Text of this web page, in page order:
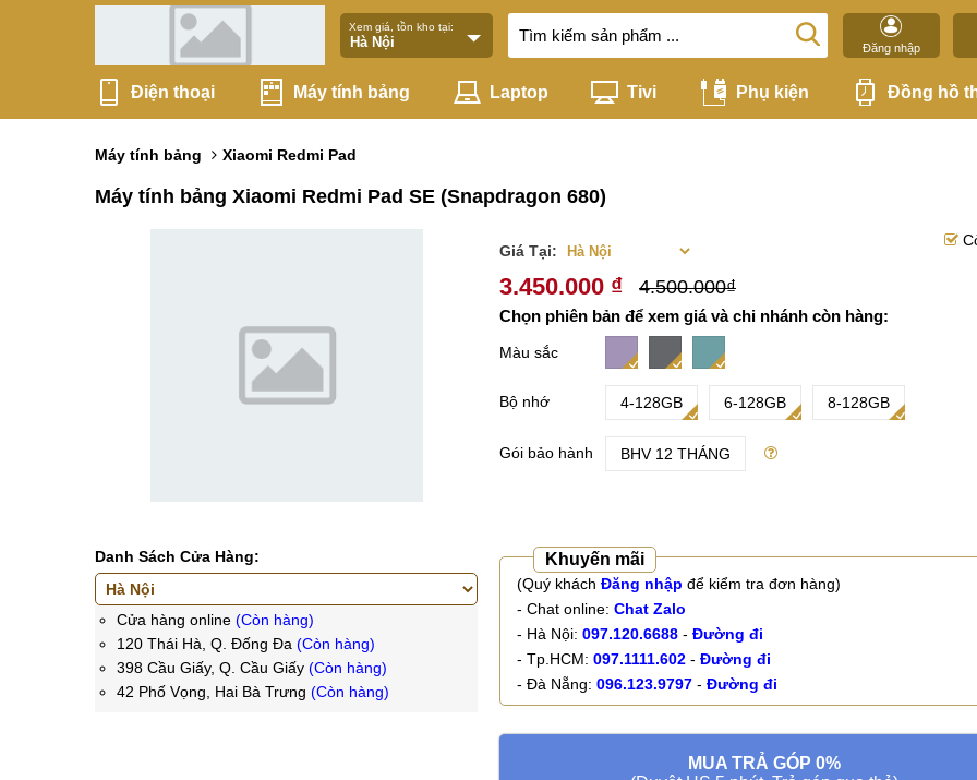
Xem giá, tồn kho tại:
Đăng nhập
Điện thoại Máy tính bảng Laptop Tivi Phụ kiện Đồng hồ
Máy tính bảng Xiaomi Redmi Pad
Máy tính bảng Xiaomi Redmi Pad SE (Snapdragon 680)
Danh Sách Cửa Hàng:
Cửa hàng online (Còn hàng)
120 Thái Hà, Q. Đống Đa (Còn hàng)
398 Cầu Giấy, Q. Cầu Giấy (Còn hàng)
42 Phố Vọng, Hai Bà Trưng (Còn hàng)
Giá Tại:
3.450.000 ₫ 4.500.000₫
Chọn phiên bản để xem giá và chi nhánh còn hàng:
Màu sắc
Bộ nhớ 4-128GB 6-128GB 8-128GB
Gói bảo hành BHV 12 THÁNG
Khuyến mãi
(Quý khách Đăng nhập để kiểm tra đơn hàng)
- Chat online: Chat Zalo
- Hà Nội: 097.120.6688 - Đường đi
- Tp.HCM: 097.1111.602 - Đường đi
- Đà Nẵng: 096.123.9797 - Đường đi
MUA TRẢ GÓP 0%